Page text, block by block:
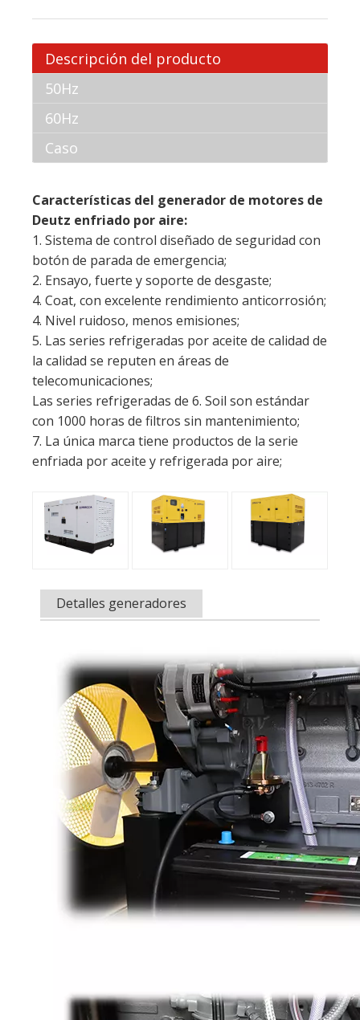
Descripción del producto
50Hz
60Hz
Caso
Características del generador de motores de
Deutz enfriado por aire:
1. Sistema de control diseñado de seguridad con
botón de parada de emergencia;
2. Ensayo, fuerte y soporte de desgaste;
4. Coat, con excelente rendimiento anticorrosión;
4. Nivel ruidoso, menos emisiones;
5. Las series refrigeradas por aceite de calidad de
la calidad se reputen en áreas de
telecomunicaciones;
Las series refrigeradas de 6. Soil son estándar
con 1000 horas de filtros sin mantenimiento;
7. La única marca tiene productos de la serie
enfriada por aceite y refrigerada por aire;
Detalles generadores